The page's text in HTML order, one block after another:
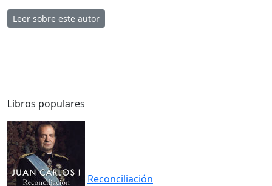
Leer sobre este autor
Libros populares
Reconciliación